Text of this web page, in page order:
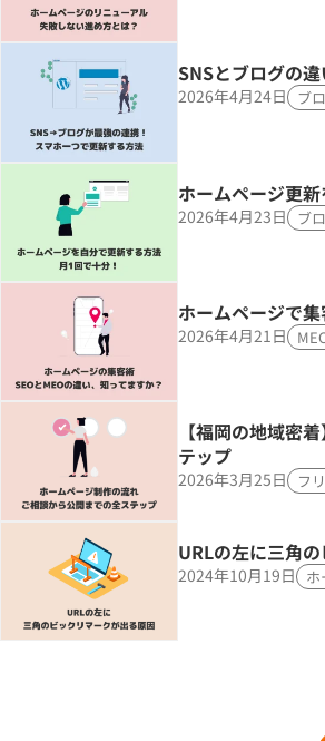
SNSとブログの
2026年4月24日 ブ
ホームページ更
2026年4月23日 ブ
ホームページで
2026年4月21日
【福岡の地域密
テップ
2026年3月25日 フ
URLの左に三角
2024年10月19日